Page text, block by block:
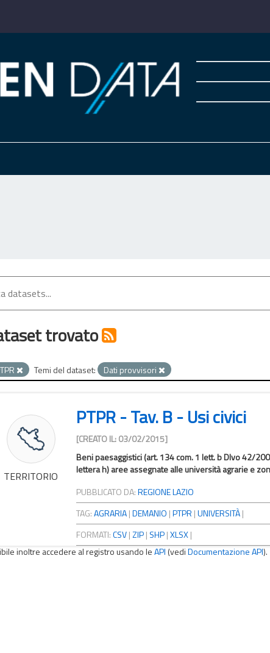
trovato
Temi del dataset: Dati provvisori
TERRITORIO
PTPR - Tav. B - Usi civici
[CREATO IL: 03/02/2015]
Beni paesaggistici (art. 134 com. 1 lett. b Dlvo 42/
lettera h) aree assegnate alle università agrarie e
PUBBLICATO DA:REGIONE LAZIO
TAG:AGRARIA |DEMANIO |PTPR |UNIVERSITÀ |
FORMATI:CSV |ZIP | SHP |XLSX |
inoltre accedere al registro usando leAPI (vediDocumentazione API).